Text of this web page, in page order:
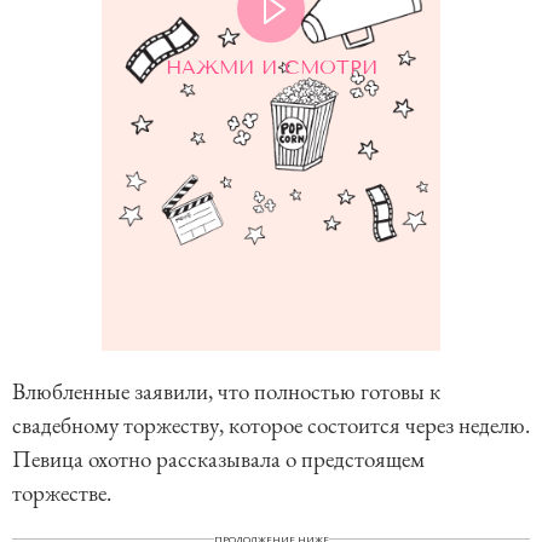
НАЖМИ И СМОТРИ
Влюбленные заявили, что полностью готовы к
свадебному торжеству, которое состоится через неделю.
Певица охотно рассказывала о предстоящем
торжестве.
ПРОДОЛЖЕНИЕ НИЖЕ